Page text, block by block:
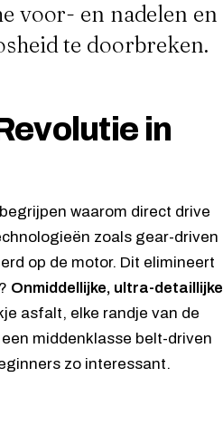
voor- en nadelen en
te doorbreken.
in
waarom direct drive
zoals gear-driven
op de motor. Dit elimineert
Onmiddellijke, ultra-detaillijke
asfalt, elke randje van de
middenklasse belt-driven
zo interessant.